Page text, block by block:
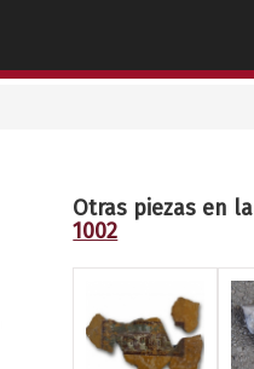
Otras piezas en la
1002